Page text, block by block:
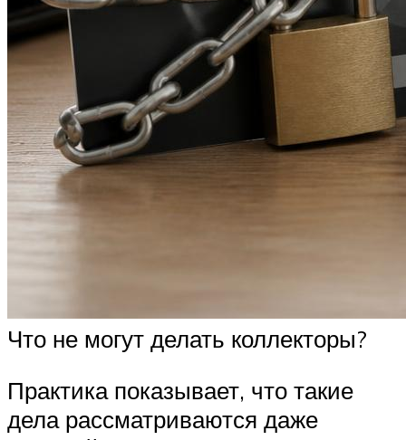
Что не могут делать коллекторы?
Практика показывает, что такие
дела рассматриваются даже